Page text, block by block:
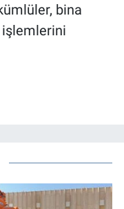
bina
işlemlerini